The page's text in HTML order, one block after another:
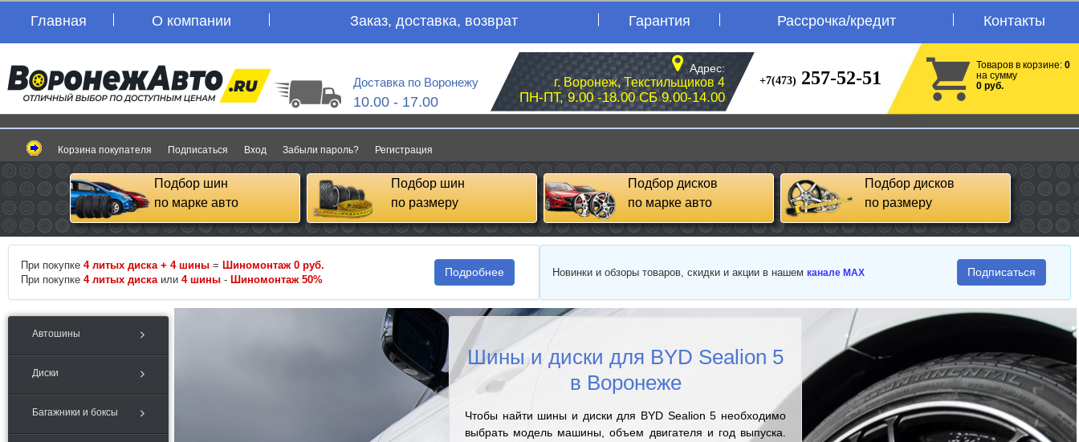
Главная О компании Заказ, доставка, возврат Гарантия Рассрочка/кредит Контакты
Доставка по Воронежу
10.00 - 17.00
Адрес:
г. Воронеж, Текстильщиков 4
ПН-ПТ, 9.00 -18.00 СБ 9.00-14.00
+7(473) 257-52-51
Товаров в корзине: 0
на сумму
0 руб.
Корзина покупателя Подписаться Вход Забыли пароль? Регистрация
Подбор шин
по марке авто
Подбор шин
по размеру
Подбор дисков
по марке авто
Подбор дисков
по размеру
При покупке 4 литых диска + 4 шины = Шиномонтаж 0 руб.
При покупке 4 литых диска или 4 шины - Шиномонтаж 50%
Подробнее Новинки и обзоры товаров, скидки и акции в нашем канале MAX Подписаться
Автошины
Диски
Багажники и боксы
Шины и диски для BYD Sealion 5
в Воронеже
Чтобы найти шины и диски для BYD Sealion 5 необходимо
выбрать модель машины, объем двигателя и год выпуска.